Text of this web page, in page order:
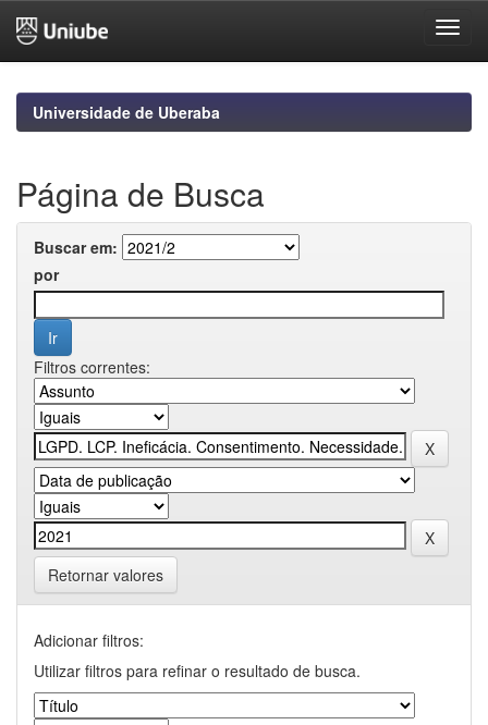
navigationUniversidade de Uberaba
Página de Busca
Buscar em:
por
Filtros correntes:
Retornar valores
Adicionar filtros:
Utilizar filtros para refinar o resultado de busca.